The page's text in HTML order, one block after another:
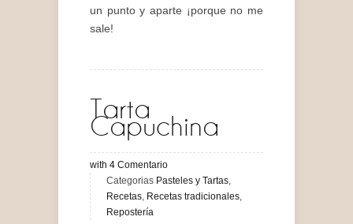
un punto y aparte ¡porque no me
sale!
Tarta
Capuchina
with 4 Comentario
Categorias Pasteles y Tartas
Recetas Recetas tradicionales
Repostería